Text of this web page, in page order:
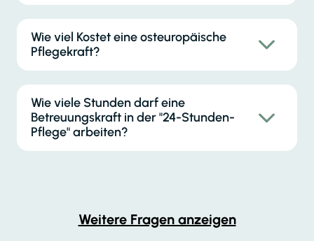
Wie viel Kostet eine osteuropäische
Pflegekraft?
Wie viele Stunden darf eine
Betreuungskraft in der "24-Stunden-
Pflege" arbeiten?
Weitere Fragen anzeigen